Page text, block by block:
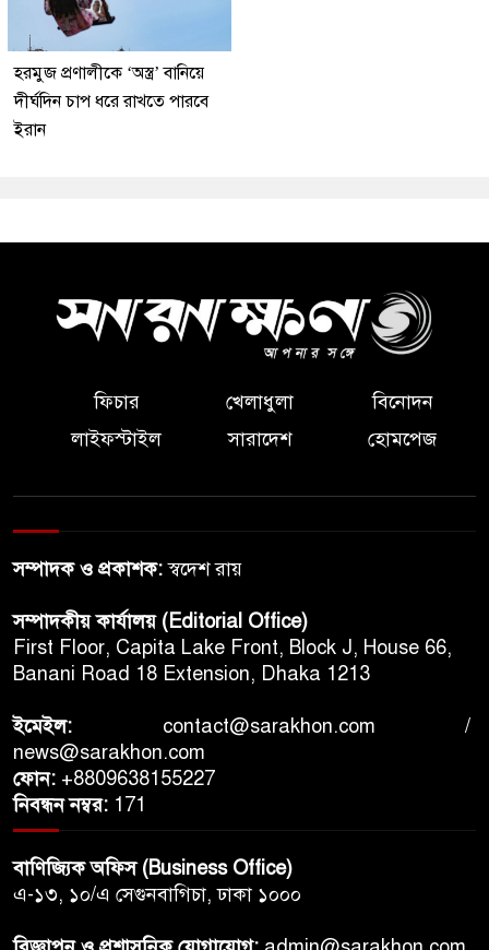
হরমুজ প্রণালীকে ‘অস্ত্র’ বানিয়ে
দীর্ঘদিন চাপ ধরে রাখতে পারবে
ইরান
ফিচার খেলাধুলা
বিনোদন
লাইফস্টাইল
সারাদেশ হোমপেজ
সম্পাদক ও প্রকাশক:স্বদেশ রায়
সম্পাদকীয় কার্যালয় (Editorial Office)
First Floor, Capita Lake Front, Block J, House 66,
Banani Road 18 Extension, Dhaka 1213
ইমেইল: contact@sarakhon.com /
news@sarakhon.com
ফোন: +8809638155227
নিবন্ধন নম্বর: 171
বাণিজ্যিক অফিস (Business Office)
এ-১৩, ১০/এ সেগুনবাগিচা, ঢাকা ১০০০